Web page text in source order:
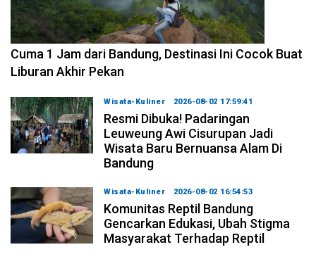
2026-08-07 15:00:00
Cuma 1 Jam dari Bandung, Destinasi Ini Cocok Buat
Liburan Akhir Pekan
Wisata-Kuliner 2026-08-02 17:59:41
Resmi Dibuka! Padaringan
Leuweung Awi Cisurupan Jadi
Wisata Baru Bernuansa Alam Di
Bandung
Wisata-Kuliner 2026-08-02 16:54:53
Komunitas Reptil Bandung
Gencarkan Edukasi, Ubah Stigma
Masyarakat Terhadap Reptil